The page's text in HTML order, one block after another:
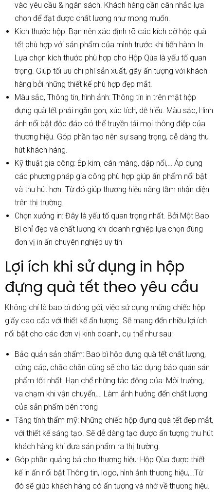
vào yêu cầu & ngân sách. Khách hàng cần cân nhắc lựa
chọn để đạt được chất lượng như mong muốn.
Kích thước hộp: Bạn nên xác định rõ các kích cỡ hộp quà
tết phù hợp với sản phẩm của mình trước khi tiến hành In.
Lựa chọn kích thước phù hợp cho Hộp Qùa là yếu tố quan
trọng. Giúp tối ưu chi phí sản xuất, gây ấn tượng với khách
hàng bởi những thiết kế phù hợp đẹp mắt.
Màu sắc, Thông tin, hình ảnh: Thông tin in trên mặt hộp
đựng quà tết phải ngắn gọn, xúc tích, dễ hiểu. Màu sắc, Hình
ảnh nổi bật độc đáo có thể truyền tải mọi thông điệp của
thương hiệu. Góp phần tạo nên sự sang trọng, dễ dàng thu
hút khách hàng.
Kỹ thuật gia công: Ép kim, cán màng, dập nổi,… Áp dụng
các phương pháp gia công phù hợp giúp ấn phẩm nổi bật
và thu hút hơn. Từ đó giúp thương hiệu nâng tầm nhận diện
trên thị trường.
Chọn xưởng in: Đây là yếu tố quan trọng nhất. Bởi Một Bao
Bì chỉ đẹp và chất lượng khi doanh nghiệp lựa chọn đúng
đơn vị in ấn chuyên nghiệp uy tín
Lợi ích khi sử dụng in hộp
đựng quà tết theo yêu cầu
Không chỉ là bao bì đóng gói, việc sử dụng những chiếc hộp
giấy cao cấp với thiết kế ấn tượng. Sẽ mang đến nhiều lợi ích
nổi bật cho các đơn vị kinh doanh, cụ thể như sau:
Bảo quản sản phẩm: Bao bì hộp đựng quà tết chất lượng,
cứng cáp, chắc chắn cũng sẽ cho tác dụng bảo quản sản
phẩm tốt nhất. Hạn chế những tác động của: Môi trường,
va chạm khi vận chuyển,… Làm ảnh hưởng đến chất lượng
của sản phẩm bên trong
Tăng tính thẩm mỹ: Những chiếc hộp đựng quà tết đẹp mắt,
với thiết kế sáng tạo. Sẽ dễ dàng tạo được ấn tượng thu hút
khách hàng khi đưa sản phẩm ra thị trường.
Góp phần quảng bá cho thương hiệu: Hộp Qùa được thiết
kế in ấn nổi bật Thông tin, logo, hình ảnh thương hiệu,…Từ
đó sẽ giúp khách hàng có ấn tượng và nhớ về thương hiệu.